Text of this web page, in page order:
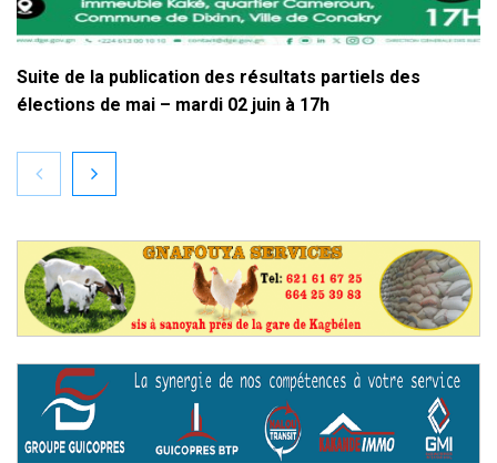
Suite de la publication des résultats partiels des
élections de mai – mardi 02 juin à 17h